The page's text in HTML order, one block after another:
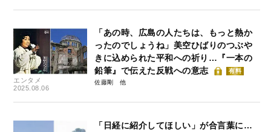
エンタメ
2025.08.06
「あの時、広島の人たちは、もっと熱か
ったのでしょうね」美空ひばりのつぶや
きに込められた平和への祈り…『一本の
鉛筆』で伝えた反戦への意志
有料
佐藤剛
「日経に紹介してほしい」が合言葉に…